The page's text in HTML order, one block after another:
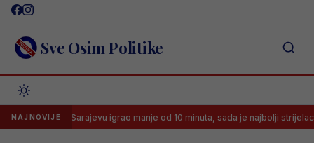
Skip
content Sve Osim Politike
NAJNOVIJE
U Sarajevu igrao manje od 10 minuta, sada je najbolji strijelac brazilske